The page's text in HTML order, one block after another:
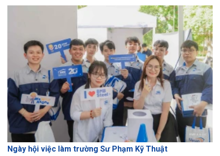
châu Á”, đánh dấu bước phát triển bền vững, chứng minh
năng lực tổ chức, chiến lược kinh doanh của Ban lãnh đạo
suốt 20 năm qua. Sự kiện tổ chức tại Trung tâm hội nghị
Ngày hội việc làm trường Sư Phạm Kỹ Thuật